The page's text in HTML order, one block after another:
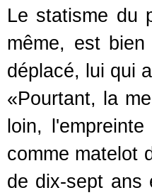
Le statisme du
même, est
déplacé, lui qui
«Pourtant, la
loin,
comme matelot
de dix-sept ans